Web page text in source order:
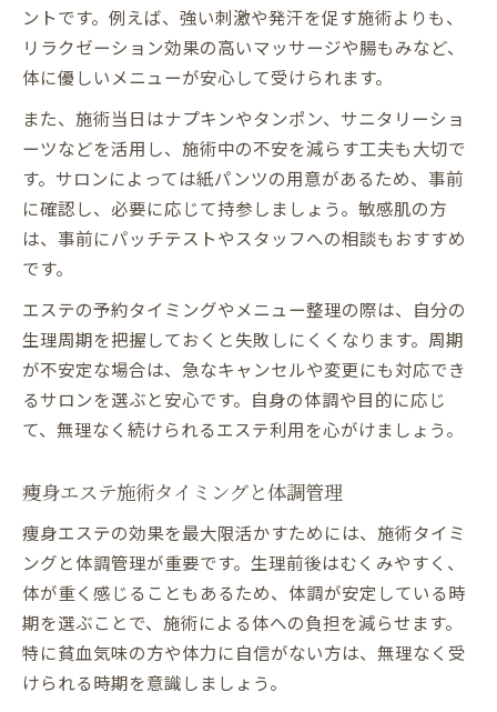
ントです。例えば、強い刺激や発汗を促す施術よりも、
リラクゼーション効果の高いマッサージや腸もみなど、
体に優しいメニューが安心して受けられます。
また、施術当日はナプキンやタンポン、サニタリーショ
ーツなどを活用し、施術中の不安を減らす工夫も大切で
す。サロンによっては紙パンツの用意があるため、事前
に確認し、必要に応じて持参しましょう。敏感肌の方
は、事前にパッチテストやスタッフへの相談もおすすめ
です。
エステの予約タイミングやメニュー整理の際は、自分の
生理周期を把握しておくと失敗しにくくなります。周期
が不安定な場合は、急なキャンセルや変更にも対応でき
るサロンを選ぶと安心です。自身の体調や目的に応じ
て、無理なく続けられるエステ利用を心がけましょう。
痩身エステ施術タイミングと体調管理
痩身エステの効果を最大限活かすためには、施術タイミ
ングと体調管理が重要です。生理前後はむくみやすく、
体が重く感じることもあるため、体調が安定している時
期を選ぶことで、施術による体への負担を減らせます。
特に貧血気味の方や体力に自信がない方は、無理なく受
けられる時期を意識しましょう。